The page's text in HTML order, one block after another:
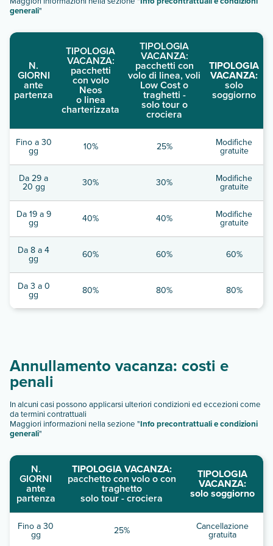
generali"
N.
GIORNI
ante
partenza
TIPOLOGIA
VACANZA:
pacchetti
con volo
Neos
o linea
charterizzata
TIPOLOGIA
VACANZA:
pacchetti con
volo di linea, voli
Low Cost o
traghetti -
solo tour o
crociera
TIPOLOGIA
VACANZA:
solo
soggiorno
Fino a 30
gg 10% 25% Modifiche
gratuite
Da 29 a
20 gg 30% 30% Modifiche
gratuite
Da 19 a 9
gg 40% 40% Modifiche
gratuite
Da 8 a 4
gg 60% 60% 60%
Da 3 a 0
gg 80% 80% 80%
Annullamento vacanza: costi e
penali
In alcuni casi possono applicarsi ulteriori condizioni ed eccezioni come
da termini contrattuali
Maggiori informazioni nella sezione "Info precontrattuali e condizioni
generali"
N.
GIORNI
ante
partenza
TIPOLOGIA VACANZA:
pacchetto con volo o con
traghetto
solo tour - crociera
TIPOLOGIA
VACANZA:
solo soggiorno
Fino a 30
gg 25% Cancellazione
gratuita